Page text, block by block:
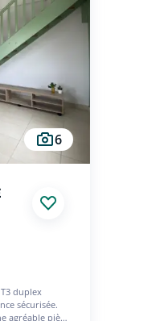
6
duplex
sécurisée.
agréable pièce